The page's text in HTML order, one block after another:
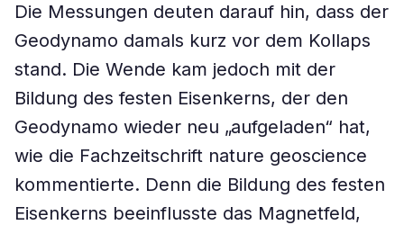
Die Messungen deuten darauf hin, dass der
Geodynamo damals kurz vor dem Kollaps
stand. Die Wende kam jedoch mit der
Bildung des festen Eisenkerns, der den
Geodynamo wieder neu „aufgeladen“ hat,
wie die Fachzeitschrift nature geoscience
kommentierte. Denn die Bildung des festen
Eisenkerns beeinflusste das Magnetfeld,